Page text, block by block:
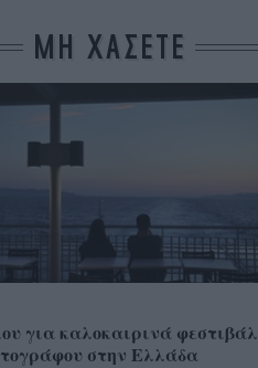
ΜΗ ΧΑΣΕΤΕ
για καλοκαιρινά φεστιβάλ
στην Ελλάδα